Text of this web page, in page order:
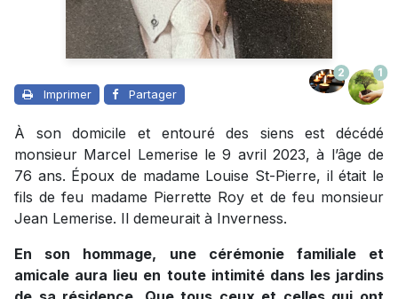
Imprimer Partager
2 1
À son domicile et entouré des siens est décédé
monsieur Marcel Lemerise le 9 avril 2023, à l’âge de
76 ans. Époux de madame Louise St-Pierre, il était le
fils de feu madame Pierrette Roy et de feu monsieur
Jean Lemerise. Il demeurait à Inverness.
En son hommage, une cérémonie familiale et
amicale aura lieu en toute intimité dans les jardins